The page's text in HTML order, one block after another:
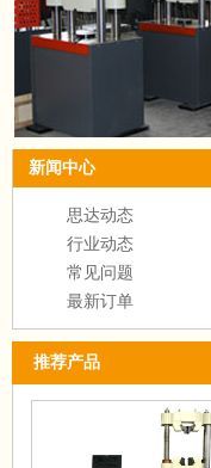
新闻中心
思达动态
行业动态
常见问题
最新订单
推荐产品